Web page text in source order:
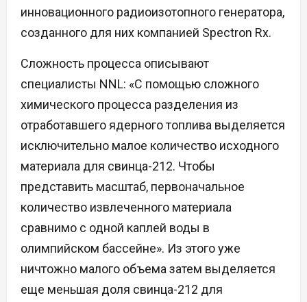
инновационного радиоизотопного генератора,
созданного для них компанией Spectron Rx.
Сложность процесса описывают
специалисты NNL: «С помощью сложного
химического процесса разделения из
отработавшего ядерного топлива выделяется
исключительно малое количество исходного
материала для свинца-212. Чтобы
представить масштаб, первоначальное
количество извлеченного материала
сравнимо с одной каплей воды в
олимпийском бассейне». Из этого уже
ничтожно малого объема затем выделяется
еще меньшая доля свинца-212 для